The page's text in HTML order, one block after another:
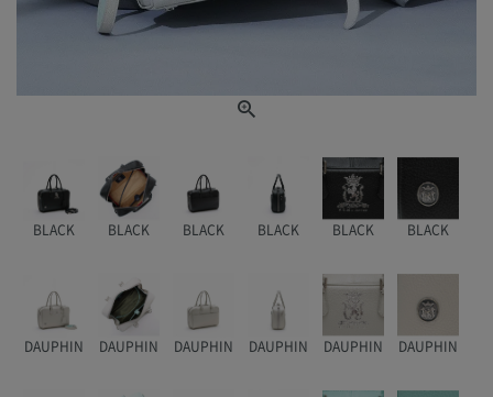
BLACK BLACK BLACK BLACK BLACK BLACK
DAUPHIN DAUPHIN DAUPHIN DAUPHIN DAUPHIN DAUPHIN